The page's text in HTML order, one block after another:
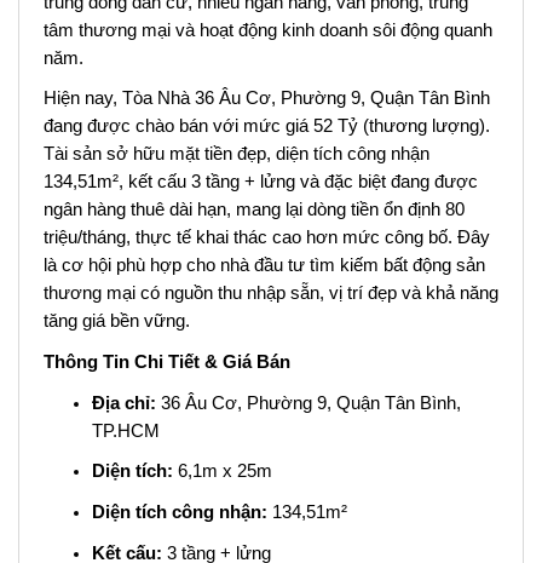
tâm thương mại và hoạt động kinh doanh sôi động quanh
năm.
Hiện nay, Tòa Nhà 36 Âu Cơ, Phường 9, Quận Tân Bình
đang được chào bán với mức giá 52 Tỷ (thương lượng).
Tài sản sở hữu mặt tiền đẹp, diện tích công nhận
134,51m², kết cấu 3 tầng + lửng và đặc biệt đang được
ngân hàng thuê dài hạn, mang lại dòng tiền ổn định 80
triệu/tháng, thực tế khai thác cao hơn mức công bố. Đây
là cơ hội phù hợp cho nhà đầu tư tìm kiếm bất động sản
thương mại có nguồn thu nhập sẵn, vị trí đẹp và khả năng
tăng giá bền vững.
Thông Tin Chi Tiết & Giá Bán
Địa chỉ: 36 Âu Cơ, Phường 9, Quận Tân Bình,
TP.HCM
Diện tích: 6,1m x 25m
Diện tích công nhận: 134,51m²
Kết cấu: 3 tầng + lửng